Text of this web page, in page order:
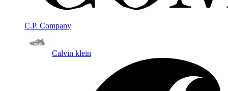
C.P. Company
Calvin klein